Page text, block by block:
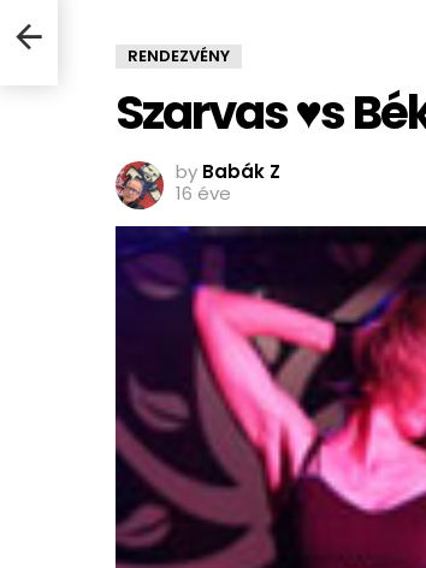
RENDEZVÉNY
Szarvas ♥s
by Babák Z
16 éve